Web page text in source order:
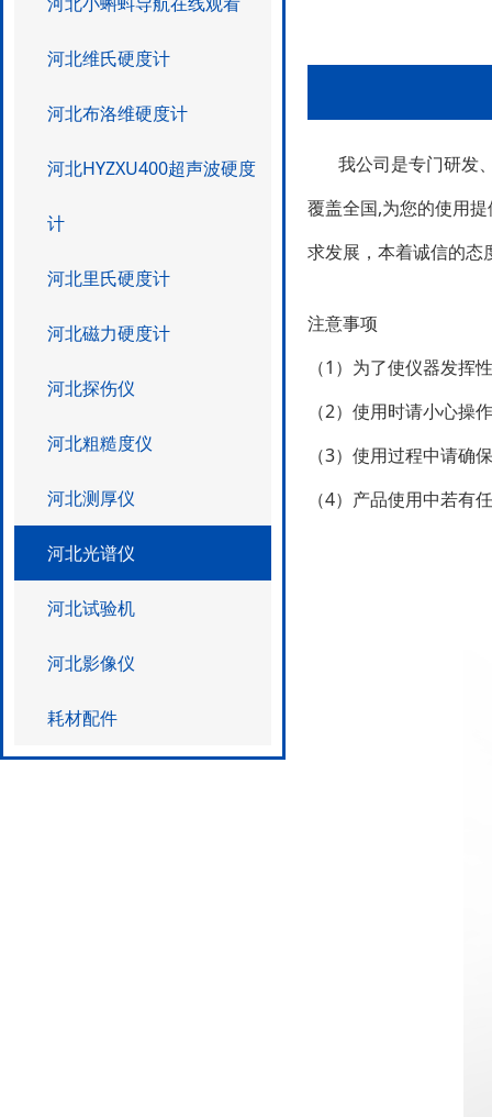
河北维氏硬度计
河北布洛维硬度计
河北HYZXU400超声波硬度
计
河北里氏硬度计
河北磁力硬度计
河北探伤仪
河北粗糙度仪
河北测厚仪
河北光谱仪
河北试验机
河北影像仪
耗材配件
我公司是专门研发
覆盖全国,为您的使用提
求发展，本着诚信的
注意事项
（1）为了使仪器发挥性
（2）使用时请小心操作
（3）使用过程中请确保
（4）产品使用中若有